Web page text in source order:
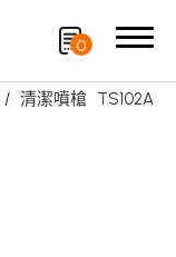
0
清潔噴槍 TS102A